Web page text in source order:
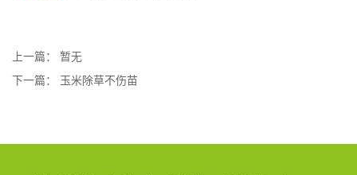
上一篇：
暂无
下一篇：
玉米除草不伤苗